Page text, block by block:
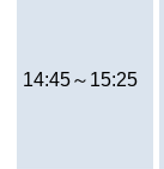
14:45～15:25